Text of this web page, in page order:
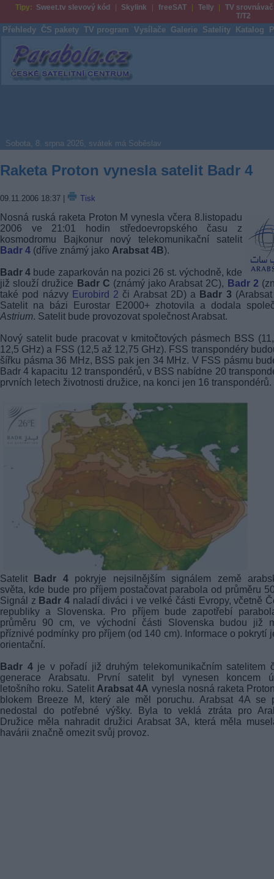
Tipy: Sweet.tv slevový kód Skylink freeSAT Telly
TV srovnávač
T/T2
Přehledy ČS pakety TV program Vysílače Galerie Satelity Katalog
Parabola.cz
Sobota, 8. srpna 2026, svátek má Soběslav
Raketa Proton vynesla satelit Badr 4
09.11.2006 18:37 Tisk
Nosná ruská raketa Proton M vynesla včera 8.listopadu
2006 ve 21:01 hodin středoevropského času z
kosmodromu Bajkonur nový telekomunikační satelit
Badr 4 (dříve známý jako Arabsat 4B).
Badr 4 bude zaparkován na pozici 26 st. východně, kde
již slouží družice Badr C (známý jako Arabsat 2C), Badr 2
také pod názvy Eurobird 2 či Arabsat 2D) a Badr 3
Satelit na bázi Eurostar E2000+ zhotovila a dodala
Astrium. Satelit bude provozovat společnost Arabsat.
Nový satelit bude pracovat v kmitočtových pásmech BSS
12,5 GHz) a FSS (12,5 až 12,75 GHz). FSS transpondéry
šířku pásma 36 MHz, BSS pak jen 34 MHz. V FSS pásmu
Badr 4 kapacitu 12 transpondérů, v BSS nabídne 20
prvních letech životnosti družice, na konci jen 16 transpondérů.
Satelit Badr 4pokryje nejsilnějším signálem země
světa, kde bude pro příjem postačovat parabola od průměru
Signál z Badr 4 naladí diváci i ve velké části Evropy, včetně
republiky a Slovenska. Pro příjem bude zapotřebí
průměru 90 cm, ve východní části Slovenska budou již
příznivé podmínky pro příjem (od 140 cm). Informace o pokrytí
orientační.
Badr 4je v pořadí již druhým telekomunikačním satelitem
generace Arabsatu. První satelit byl vynesen koncem
letošního roku. Satelit Arabsat 4A vynesla nosná raketa
blokem Breeze M, který ale měl poruchu. Arabsat 4A se
nedostal do potřebné výšky. Byla to veklá ztráta pro
Družice měla nahradit družici Arabsat 3A, která měla
havárii značně omezit svůj provoz.